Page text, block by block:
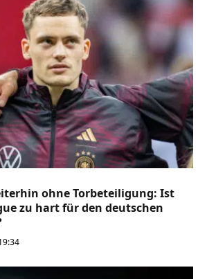
ohne Torbeteiligung: Ist
zu hart für den deutschen